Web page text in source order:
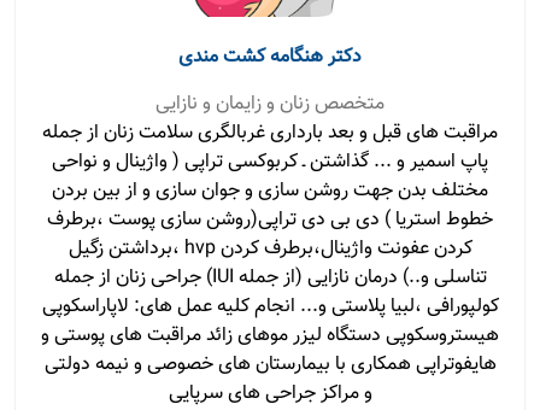
دکتر هنگامه کشت مندی
متخصص زنان و زایمان و نازایی
مراقبت های قبل و بعد بارداری غربالگری سلامت زنان از جمله
پاپ اسمیر و ... گذاشتن ـ کربوکسی تراپی ( واژینال و نواحی
مختلف بدن جهت روشن سازی و جوان سازی و از بین بردن
خطوط استریا ) دی بی دی تراپی(روشن سازی پوست ،برطرف
کردن عفونت واژینال،برطرف کردن hvp ،برداشتن زگیل
تناسلی و..) درمان نازایی (از جمله IUI) جراحی زنان از جمله
کولپورافی ،لبیا پلاستی و... انجام کلیه عمل های: لاپاراسکوپی
هیستروسکوپی دستگاه لیزر موهای زائد مراقبت های پوستی و
هایفوتراپی همکاری با بیمارستان های خصوصی و نیمه دولتی
و مراکز جراحی های سرپایی